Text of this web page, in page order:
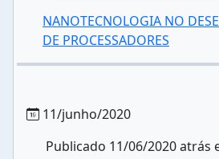
NANOTECNOLOGIA NO
DE PROCESSADORES
11/junho/2020
Publicado 11/06/2020 atrás